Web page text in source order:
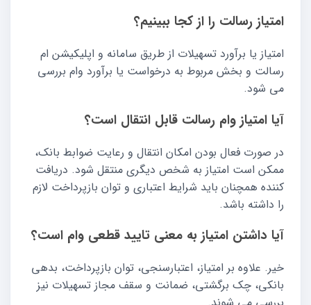
امتیاز رسالت را از کجا ببینیم؟
امتیاز یا برآورد تسهیلات از طریق سامانه و اپلیکیشن ام
رسالت و بخش مربوط به درخواست یا برآورد وام بررسی
می شود.
آیا امتیاز وام رسالت قابل انتقال است؟
در صورت فعال بودن امکان انتقال و رعایت ضوابط بانک،
ممکن است امتیاز به شخص دیگری منتقل شود. دریافت
کننده همچنان باید شرایط اعتباری و توان بازپرداخت لازم
را داشته باشد.
آیا داشتن امتیاز به معنی تایید قطعی وام است؟
خیر. علاوه بر امتیاز، اعتبارسنجی، توان بازپرداخت، بدهی
بانکی، چک برگشتی، ضمانت و سقف مجاز تسهیلات نیز